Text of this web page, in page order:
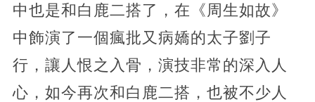
中也是和白鹿二搭了，在《周生如故》
中飾演了一個瘋批又病嬌的太子劉子
行，讓人恨之入骨，演技非常的深入人
心，如今再次和白鹿二搭，也被不少人